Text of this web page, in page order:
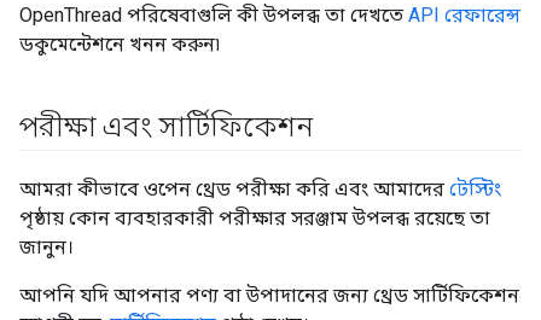
OpenThread পরিষেবাগুলি কী উপলব্ধ তা দেখতে API রেফারেন্স
ডকুমেন্টেশনে খনন করুন৷
পরীক্ষা এবং সার্টিফিকেশন
আমরা কীভাবে ওপেন থ্রেড পরীক্ষা করি এবং আমাদের টেস্টিং
পৃষ্ঠায় কোন ব্যবহারকারী পরীক্ষার সরঞ্জাম উপলব্ধ রয়েছে তা
জানুন।
আপনি যদি আপনার পণ্য বা উপাদানের জন্য থ্রেড সার্টিফিকেশন